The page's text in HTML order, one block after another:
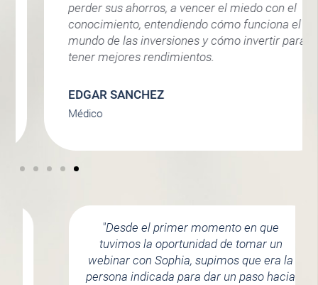
perder sus ahorros, a vencer el miedo con el
conocimiento, entendiendo cómo funciona el
mundo de las inversiones y cómo invertir para
tener mejores rendimientos.
EDGAR SANCHEZ
Médico
"Desde el primer momento en que
tuvimos la oportunidad de tomar un
webinar con Sophia, supimos que era la
persona indicada para dar un paso hacia